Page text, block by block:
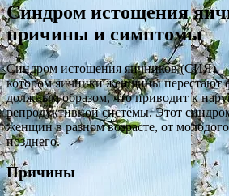
Синдром истощения
причины и симптомы
Синдром истощения яичников (СИЯ) –
котором яичники женщины перестают
должным образом, что приводит к
репродуктивной системы. Этот
женщин в разном возрасте, от
позднего.
Причины